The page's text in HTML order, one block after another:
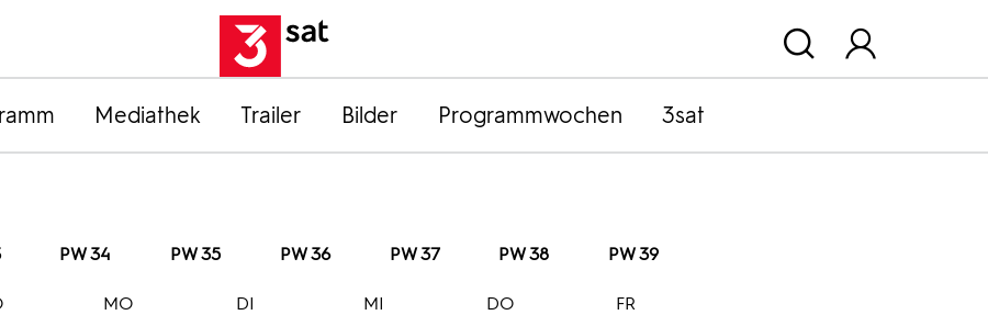
Mediathek Trailer Bilder Programmwochen 3sat
PW 34 PW 35 PW 36 PW 37 PW 38 PW 39
MO DI MI DO FR